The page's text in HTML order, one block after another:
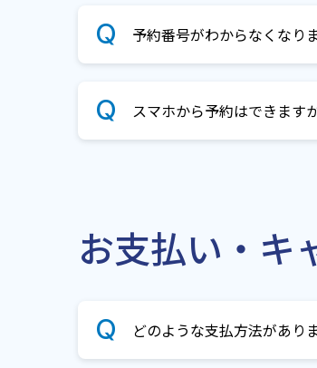
予約番号がわからなくなり
スマホから予約はできます
お支払い・キ
どのような支払方法があり